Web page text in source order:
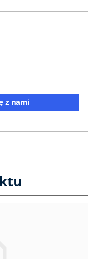
z nami